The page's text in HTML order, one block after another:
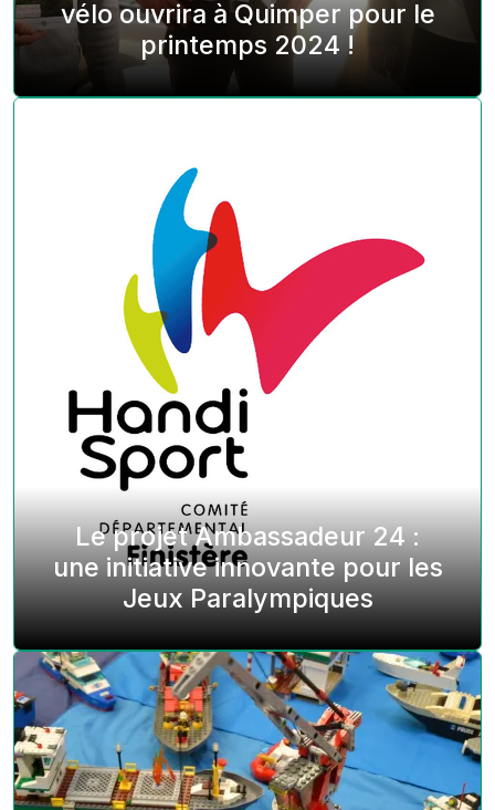
vélo ouvrira à Quimper pour le
printemps 2024 !
Le projet Ambassadeur 24 :
une initiative innovante pour les
Jeux Paralympiques